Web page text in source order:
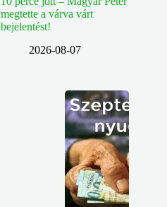
megtette a várva várt
bejelentést!
2026-08-07